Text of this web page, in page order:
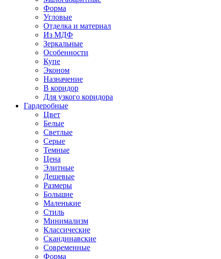
Форма
Угловые
Отделка и материал
Из МДФ
Зеркальные
Особенности
Купе
Эконом
Назначение
В коридор
Для узкого коридора
Гардеробные
Цвет
Белые
Светлые
Серые
Темные
Цена
Элитные
Дешевые
Размеры
Большие
Маленькие
Стиль
Минимализм
Классические
Скандинавские
Современные
Форма